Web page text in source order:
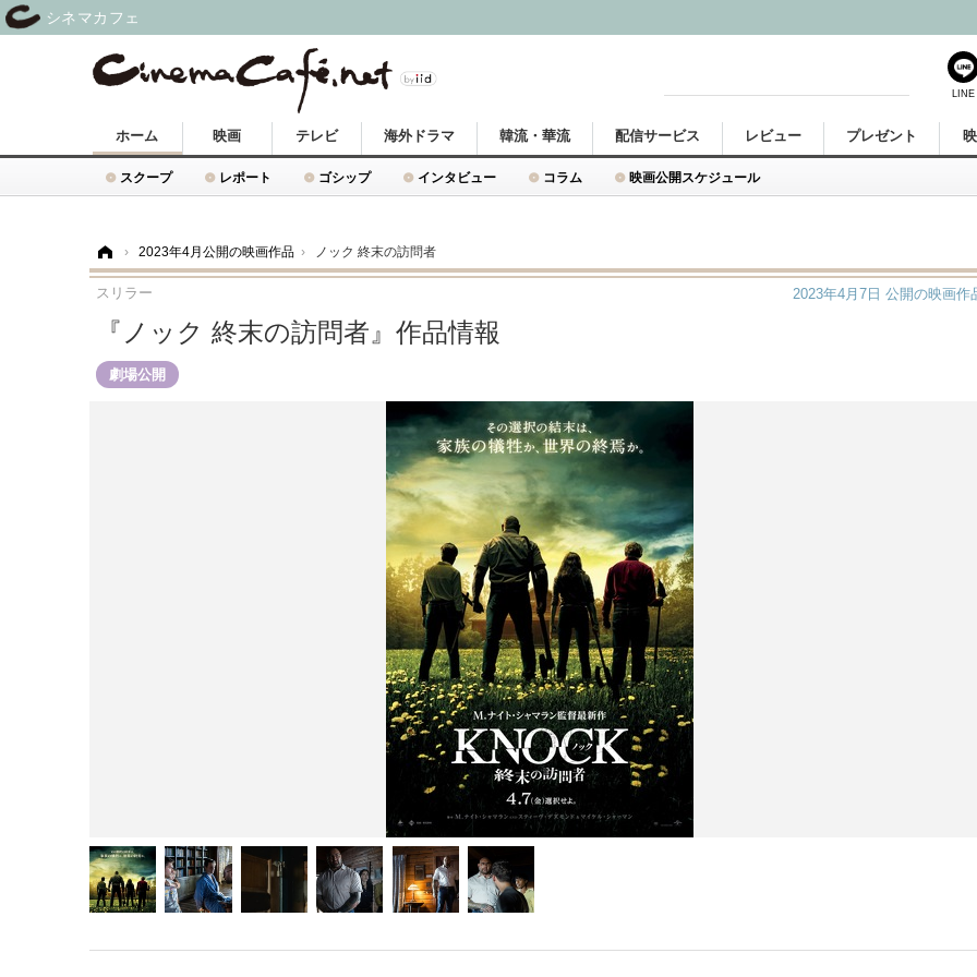
ホーム
スクープ レポート ゴシップ インタビュー コラム 映画公開スケジュール
映画 テレビ 海外ドラマ 韓流・華流 配信サービス レビュー プレゼント
› 2023年4月公開の映画作品 › ノック 終末の訪問者
スリラー
『ノック 終末の訪問者』作品情報
2023年4月7日 公開の映画作
劇場公開
LINE
シネマカフェ